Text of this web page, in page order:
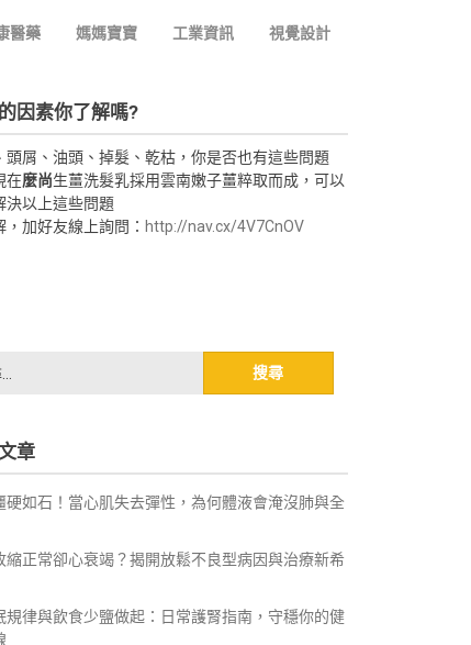
醫藥 媽媽寶寶 工業資訊 視覺設計
因素你了解嗎?
頭屑、油頭、掉髮、乾枯，你是否也有這些問題
在麼尚生薑洗髮乳採用雲南嫩子薑粹取而成，可以
決以上這些問題
，加好友線上詢問： http://nav.cx/4V7CnOV
章
硬如石！當心肌失去彈性，為何體液會淹沒肺與全
縮正常卻心衰竭？揭開放鬆不良型病因與治療新希
規律與飲食少鹽做起：日常護腎指南，守穩你的健